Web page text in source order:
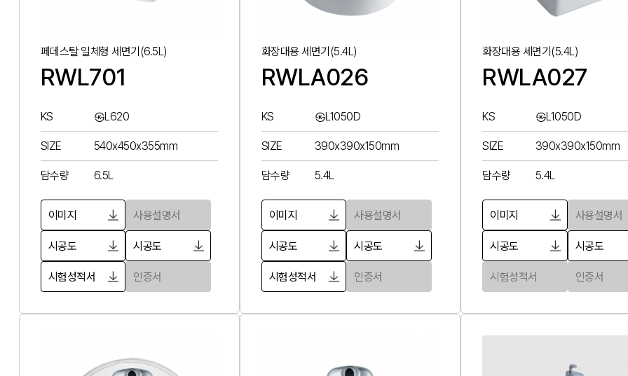
페데스탈 일체형 세면기(6.5L)
RWL701
KS ㉿L620
SIZE 540x450x355mm
담수량 6.5L
이미지 사용설명서
시공도 시공도
시험성적서 인증서
화장대용 세면기(5.4L)
RWLA026
KS ㉿L1050D
SIZE 390x390x150mm
담수량 5.4L
이미지 사용설명서
시공도 시공도
시험성적서 인증서
화장대용 세면기(5.4L)
RWLA027
KS ㉿L1050D
SIZE 390x390x150mm
담수량 5.4L
이미지 사용설명서
시공도 시공도
시험성적서 인증서